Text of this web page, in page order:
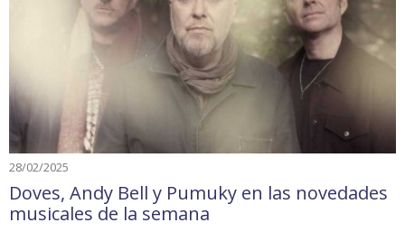
28/02/2025
Doves, Andy Bell y Pumuky en las novedades
musicales de la semana